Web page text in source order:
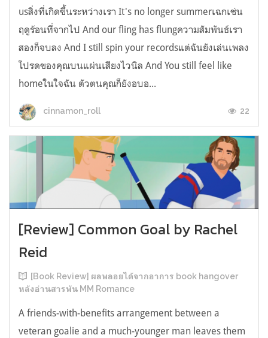
usสิ่งที่เกิดขึ้นระหว่างเรา It's no longer summerเฉกเช่น
ฤดูร้อนที่จากไป And our fling has flungความสัมพันธ์เรา
สองก็จบลง And I still spin your recordsแต่ฉันยังเล่นเพลง
โปรดของคุณบนแผ่นเสียงไวนิล And You still feel like
homeในใจฉัน ตัวตนคุณก็ยังอบอ...
cinnamon_roll 22
[Review] Common Goal by Rachel
Reid
[Book Review] ผลพลอยได้จากอาการ book hangover
หลังอ่านสารพัน MM Romance
A friends-with-benefits arrangement between a
veteran goalie and a much-younger man leaves them